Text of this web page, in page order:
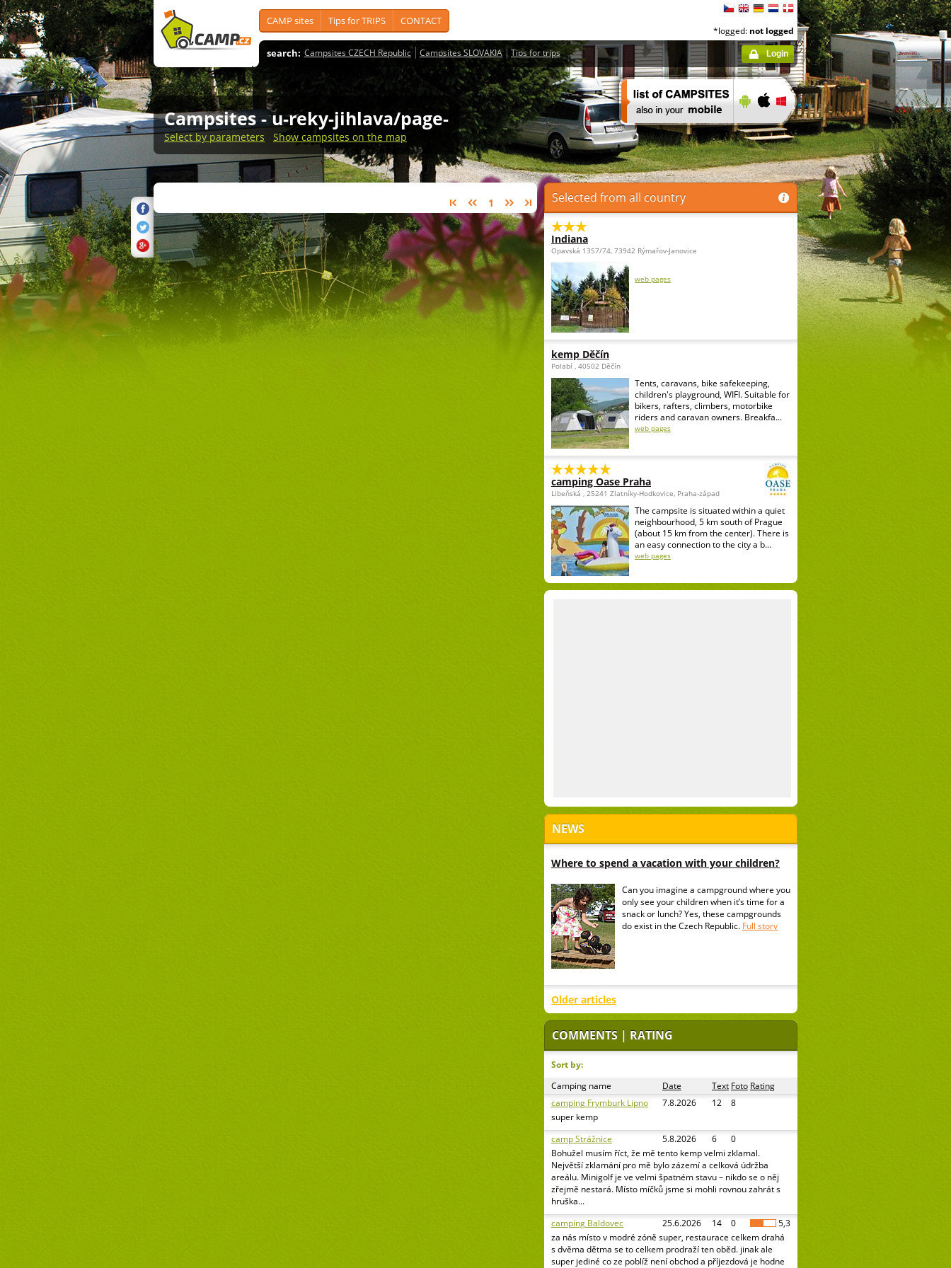
CAMP sites Tips for TRIPS CONTACT
search: Campsites CZECH Republic Campsites SLOVAKIA Tips for trips
*logged: not logged
Login
Campsites - u-reky-jihlava/page-
Select by parameters Show campsites on the map
1 Selected from all country
Indiana
Opavská 1357/74, 73942 Rýmařov-Janovice
web pages
kemp Děčín
Polabí , 40502 Děčín
Tents, caravans, bike safekeeping,
children's playground, WIFI. Suitable for
bikers, rafters, climbers, motorbike
riders and caravan owners. Breakfa...
web pages
camping Oase Praha
Libeňská , 25241 Zlatníky-Hodkovice, Praha-západ
The campsite is situated within a quiet
neighbourhood, 5 km south of Prague
(about 15 km from the center). There is
an easy connection to the city a b...
web pages
NEWS
Where to spend a vacation with your children?
Can you imagine a campground where you
only see your children when it’s time for a
snack or lunch? Yes, these campgrounds
do exist in the Czech Republic. Full story
Older articles
COMMENTS | RATING
Sort by:
Camping name
Date Text Foto Rating
camping Frymburk Lipno
7.8.2026 12
8
super kemp
camp Strážnice
5.8.2026 6
0
Bohužel musím říct, že mě tento kemp velmi zklamal.
Největší zklamání pro mě bylo zázemí a celková údržba
areálu. Minigolf je ve velmi špatném stavu – nikdo se o něj
zřejmě nestará. Místo míčků jsme si mohli rovnou zahrát s
hruška...
camping Baldovec
25.6.2026 14 0
5,3
za nás místo v modré zóně super, restaurace celkem drahá
s dvěma dětma se to celkem prodraží ten oběd. jinak ale
super jediné co ze poblíž není obchod a příjezdová je hodne